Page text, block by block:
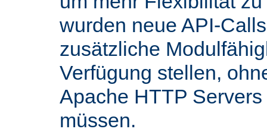
wurden neue API-
zusätzliche
Verfügung stellen,
Apache HTTP
müssen.